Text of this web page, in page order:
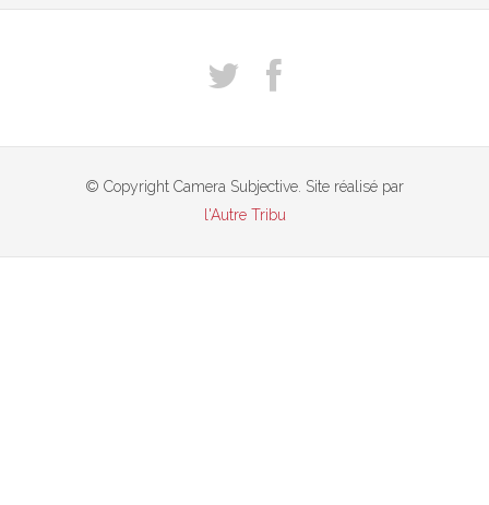
© Copyright Camera Subjective. Site réalisé par
l'Autre Tribu